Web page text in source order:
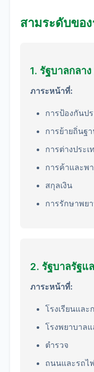
สามระดับขอ
1. รัฐบาลกลา
ภาระหน้าที่:
การป้องกันป
การย้ายถิ่นฐ
การต่างประเ
การค้าและพ
สกุลเงิน
การรักษาพย
2. รัฐบาลรัฐ
ภาระหน้าที่:
โรงเรียนและ
โรงพยาบาล
ตำรวจ
ถนนและรถไฟ